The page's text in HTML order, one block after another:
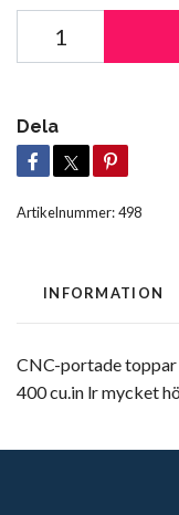
Dela
Artikelnummer:498
INFORMATION
CNC-portade toppar
400 cu.in lr mycket